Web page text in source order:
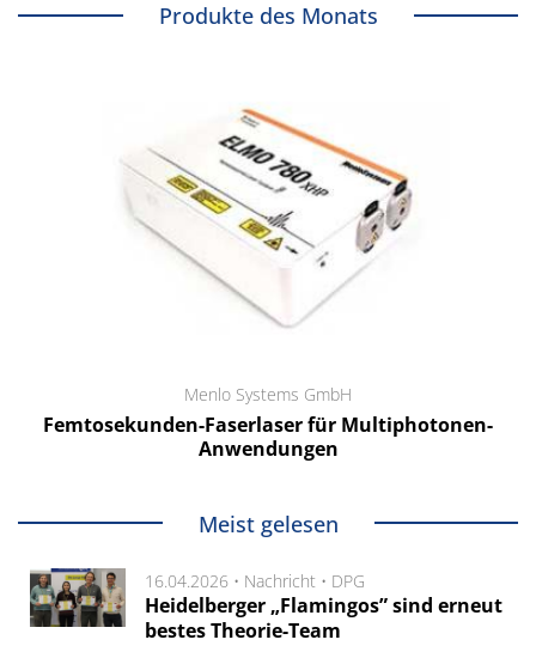
Produkte des Monats
Menlo Systems GmbH
Femtosekunden-Faserlaser für Multiphotonen-
Anwendungen
Meist gelesen
16.04.2026 • Nachricht • DPG
Heidelberger „Flamingos” sind erneut
bestes Theorie-Team